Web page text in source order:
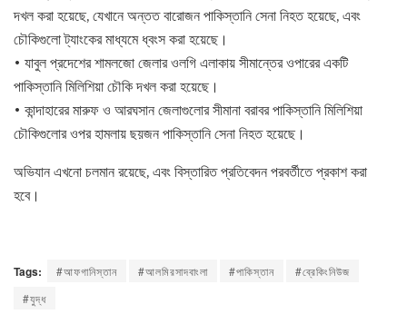
দখল করা হয়েছে, যেখানে অন্তত বারোজন পাকিস্তানি সেনা নিহত হয়েছে, এবং
চৌকিগুলো ট্যাংকের মাধ্যমে ধ্বংস করা হয়েছে।
• যাবুল প্রদেশের শামলজো জেলার ওলগি এলাকায় সীমান্তের ওপারের একটি
পাকিস্তানি মিলিশিয়া চৌকি দখল করা হয়েছে।
• কান্দাহারের মারুফ ও আরঘসান জেলাগুলোর সীমানা বরাবর পাকিস্তানি মিলিশিয়া
চৌকিগুলোর ওপর হামলায় ছয়জন পাকিস্তানি সেনা নিহত হয়েছে।
অভিযান এখনো চলমান রয়েছে, এবং বিস্তারিত প্রতিবেদন পরবর্তীতে প্রকাশ করা
হবে।
Tags: #আফগানিস্তান #আলমিরসাদবাংলা #পাকিস্তান
#ব্রেকিংনিউজ
#যুদ্ধ